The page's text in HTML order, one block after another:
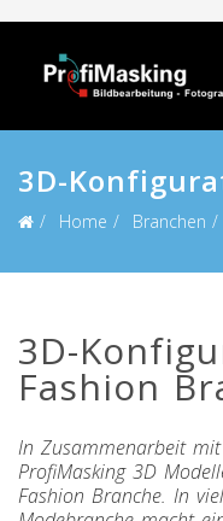
3D-
Home Branchen
3D-
Fashion
In Zusammenarbeit
ProfiMasking 3D
Fashion Branche. In